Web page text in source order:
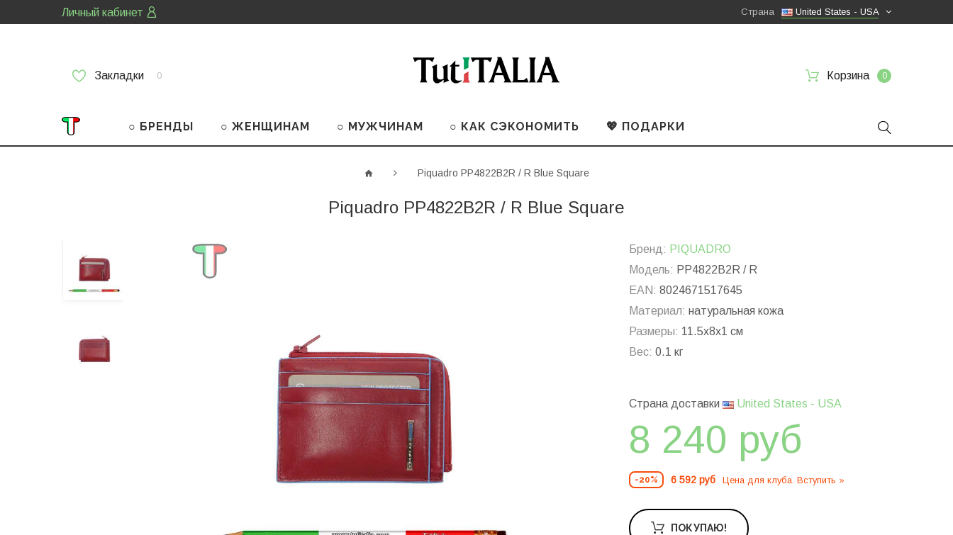
Личный кабинет United States - USA
Страна
Закладки 0 Корзина 0
○ БРЕНДЫ ○ ЖЕНЩИНАМ ○ МУЖЧИНАМ ○ КАК СЭКОНОМИТЬ 💖 ПОДАРКИ
Piquadro PP4822B2R / R Blue Square
Piquadro PP4822B2R / R Blue Square
Бренд: PIQUADRO
Модель: PP4822B2R / R
EAN: 8024671517645
Материал: натуральная кожа
Размеры: 11.5x8x1 см
Вес: 0.1 кг
Страна доставки United States - USA
8 240 руб
-20% 6 592 руб Цена для клуба. Вступить »
ПОКУПАЮ!